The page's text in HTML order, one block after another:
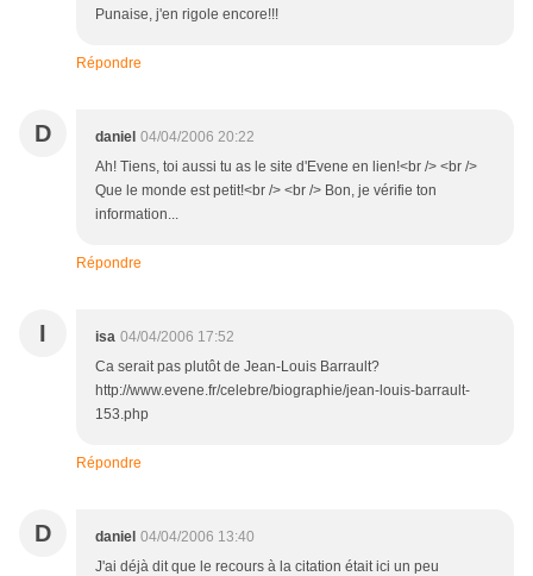
Punaise, j'en rigole encore!!!
Répondre
D daniel 04/04/2006 20:22
Ah! Tiens, toi aussi tu as le site d'Evene en lien!<br /> <br />
Que le monde est petit!<br /> <br /> Bon, je vérifie ton
information...
Répondre
I isa 04/04/2006 17:52
Ca serait pas plutôt de Jean-Louis Barrault?
http://www.evene.fr/celebre/biographie/jean-louis-barrault-
153.php
Répondre
D daniel 04/04/2006 13:40
J'ai déjà dit que le recours à la citation était ici un peu